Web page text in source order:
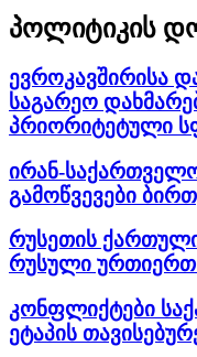
პოლიტიკის
ევროკავშირისა
საგარეო
პრიორიტეტული
ირან-
გამოწვევები
რუსეთის
რუსული
კონფლიქტები
ეტაპის